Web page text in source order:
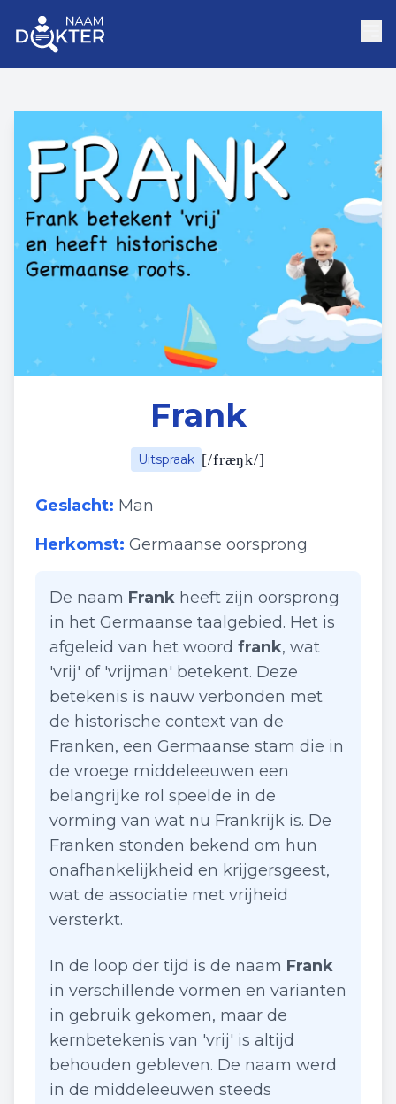
Frank
Uitspraak [/fræŋk/]
Geslacht: Man
Herkomst: Germaanse oorsprong
De naam Frank heeft zijn oorsprong
in het Germaanse taalgebied. Het is
afgeleid van het woord frank, wat
'vrij' of 'vrijman' betekent. Deze
betekenis is nauw verbonden met
de historische context van de
Franken, een Germaanse stam die in
de vroege middeleeuwen een
belangrijke rol speelde in de
vorming van wat nu Frankrijk is. De
Franken stonden bekend om hun
onafhankelijkheid en krijgersgeest,
wat de associatie met vrijheid
versterkt.
In de loop der tijd is de naam Frank
in verschillende vormen en varianten
in gebruik gekomen, maar de
kernbetekenis van 'vrij' is altijd
behouden gebleven. De naam werd
in de middeleeuwen steeds